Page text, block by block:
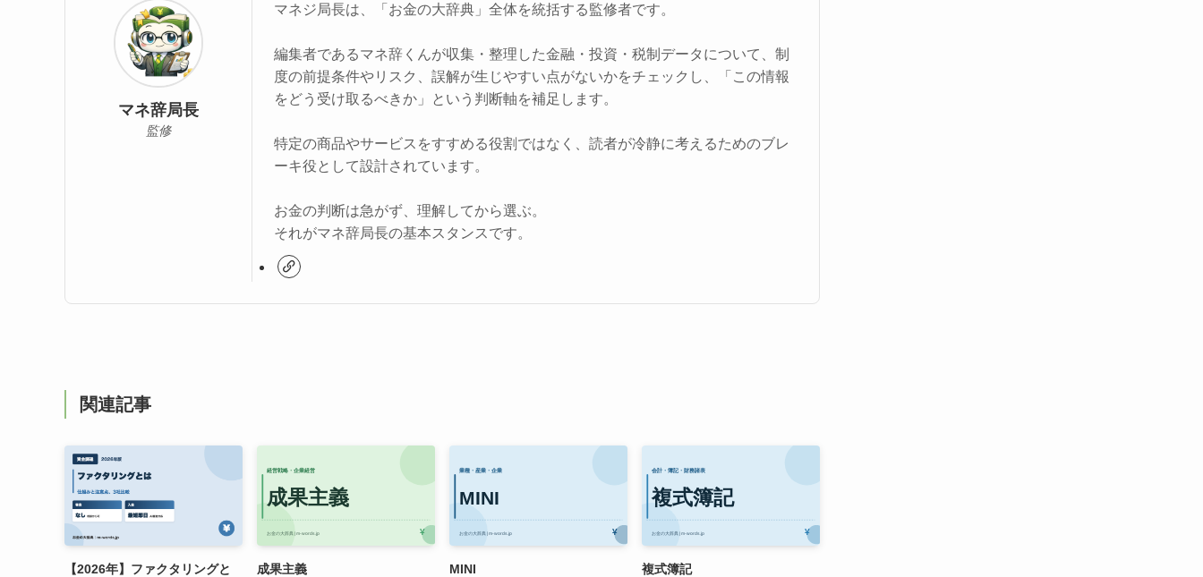
マネ辞局長
監修
マネジ局長は、「お金の大辞典」全体を統括する監修者です。
編集者であるマネ辞くんが収集・整理した金融・投資・税制データについて、制
度の前提条件やリスク、誤解が生じやすい点がないかをチェックし、「この情報
をどう受け取るべきか」という判断軸を補足します。
特定の商品やサービスをすすめる役割ではなく、読者が冷静に考えるためのブレ
ーキ役として設計されています。
お金の判断は急がず、理解してから選ぶ。
それがマネ辞局長の基本スタンスです。
関連記事
【2026年】ファクタリングと
成果主義 MINI 複式簿記